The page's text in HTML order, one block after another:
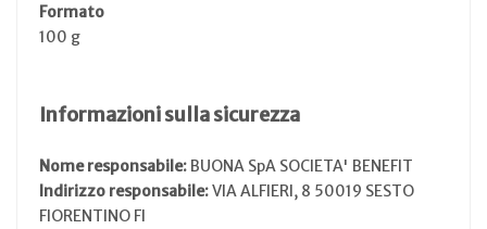
Formato
100 g
Informazioni sulla sicurezza
Nome responsabile: BUONA SpA SOCIETA' BENEFIT
Indirizzo responsabile:VIA ALFIERI, 8 50019 SESTO
FIORENTINO FI